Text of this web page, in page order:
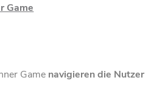
Game
Game navigieren die Nutzer